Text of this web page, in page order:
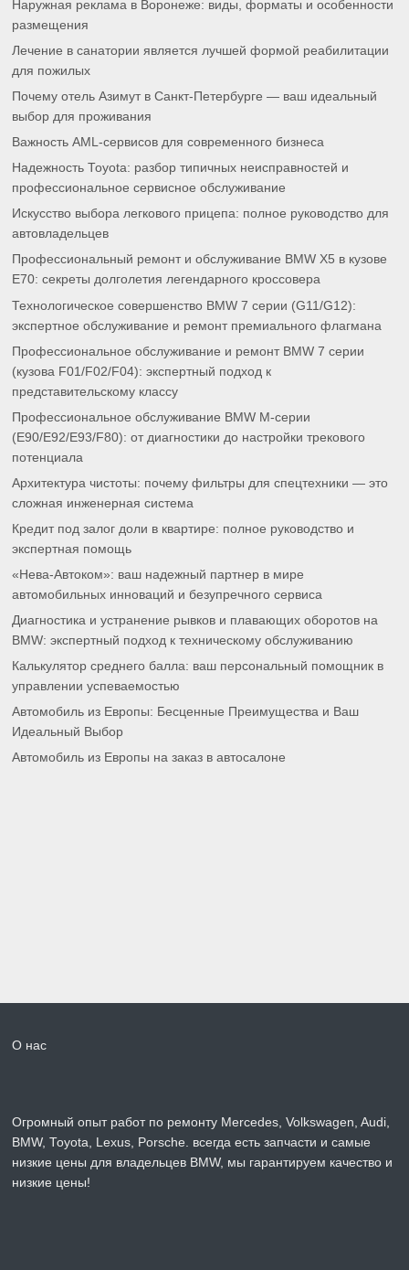
Наружная реклама в Воронеже: виды, форматы и особенности
размещения
Лечение в санатории является лучшей формой реабилитации
для пожилых
Почему отель Азимут в Санкт-Петербурге — ваш идеальный
выбор для проживания
Важность AML-сервисов для современного бизнеса
Надежность Toyota: разбор типичных неисправностей и
профессиональное сервисное обслуживание
Искусство выбора легкового прицепа: полное руководство для
автовладельцев
Профессиональный ремонт и обслуживание BMW X5 в кузове
E70: секреты долголетия легендарного кроссовера
Технологическое совершенство BMW 7 серии (G11/G12):
экспертное обслуживание и ремонт премиального флагмана
Профессиональное обслуживание и ремонт BMW 7 серии
(кузова F01/F02/F04): экспертный подход к
представительскому классу
Профессиональное обслуживание BMW M-серии
(E90/E92/E93/F80): от диагностики до настройки трекового
потенциала
Архитектура чистоты: почему фильтры для спецтехники — это
сложная инженерная система
Кредит под залог доли в квартире: полное руководство и
экспертная помощь
«Нева-Автоком»: ваш надежный партнер в мире
автомобильных инноваций и безупречного сервиса
Диагностика и устранение рывков и плавающих оборотов на
BMW: экспертный подход к техническому обслуживанию
Калькулятор среднего балла: ваш персональный помощник в
управлении успеваемостью
Автомобиль из Европы: Бесценные Преимущества и Ваш
Идеальный Выбор
Автомобиль из Европы на заказ в автосалоне
О нас
Огромный опыт работ по ремонту Mercedes, Volkswagen, Audi,
BMW, Toyota, Lexus, Porsche. всегда есть запчасти и самые
низкие цены для владельцев BMW, мы гарантируем качество и
низкие цены!